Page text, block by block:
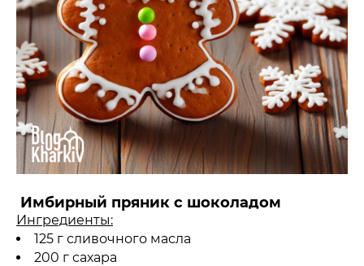
Имбирный пряник с шоколадом
Ингредиенты:
125 г сливочного масла
200 г сахара